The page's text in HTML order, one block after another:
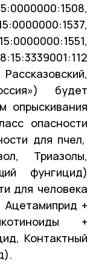
будет
опрыскивания
опасности
для пчел,
Триазолы,
фунгицид)
для человека
Ацетамиприд +
+
Контактный